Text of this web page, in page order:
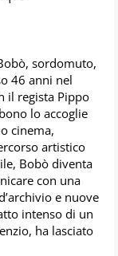
sordomuto,
46 anni nel
il regista Pippo
lo accoglie
cinema,
artistico
Bobò diventa
con una
e nuove
intenso di un
ha lasciato